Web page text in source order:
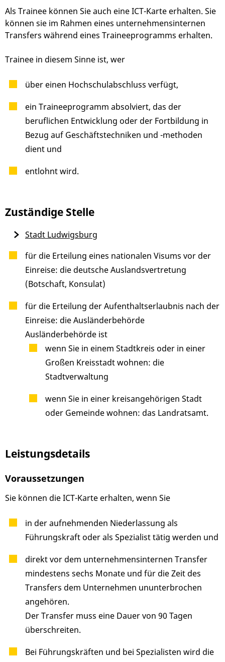
Als Trainee können Sie auch eine ICT-Karte erhalten. Sie
können sie im Rahmen eines unternehmensinternen
Transfers während eines Traineeprogramms erhalten.
Trainee in diesem Sinne ist, wer
über einen Hochschulabschluss verfügt,
ein Traineeprogramm absolviert, das der
beruflichen Entwicklung oder der Fortbildung in
Bezug auf Geschäftstechniken und -methoden
dient und
entlohnt wird.
Zuständige Stelle
für die Erteilung eines nationalen Visums vor der
Einreise: die deutsche Auslandsvertretung
(Botschaft, Konsulat)
für die Erteilung der Aufenthaltserlaubnis nach der
Einreise: die Ausländerbehörde
Ausländerbehörde ist
wenn Sie in einem Stadtkreis oder in einer
Großen Kreisstadt wohnen: die
Stadtverwaltung
wenn Sie in einer kreisangehörigen Stadt
oder Gemeinde wohnen: das Landratsamt.
Stadt Ludwigsburg
Leistungsdetails
Voraussetzungen
Sie können die ICT-Karte erhalten, wenn Sie
in der aufnehmenden Niederlassung als
Führungskraft oder als Spezialist tätig werden und
direkt vor dem unternehmensinternen Transfer
mindestens sechs Monate und für die Zeit des
Transfers dem Unternehmen ununterbrochen
angehören.
Der Transfer muss eine Dauer von 90 Tagen
überschreiten.
Bei Führungskräften und bei Spezialisten wird die